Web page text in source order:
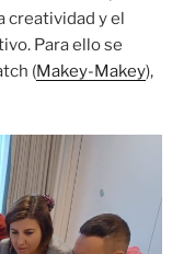
creatividad y el
Para ello se
(Makey-Makey),